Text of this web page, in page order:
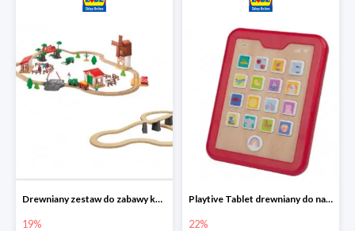
Drewniany zestaw do zabawy kolejką - farma i wiadukt
19%
Playtive Tablet drewniany do nauki, interaktywny
22%